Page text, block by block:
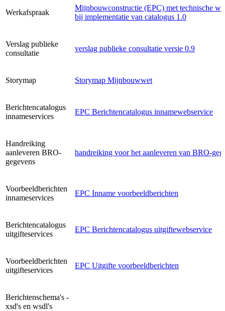
Werkafspraak
Mijnbouwconstructie (EPC) met technische
bij implementatie van catalogus 1.0
Verslag publieke
consultatie
verslag publieke consultatie versie 0.9
Storymap Storymap Mijnbouwwet
Berichtencatalogus
innameservices
EPC Berichtencatalogus innamewebservice
Handreiking
aanleveren BRO-
gegevens
handreiking voor het aanleveren van BRO-
Voorbeeldberichten
innameservices
EPC Inname voorbeeldberichten
Berichtencatalogus
uitgifteservices
EPC Berichtencatalogus uitgiftewebservice
Voorbeeldberichten
uitgifteservices
EPC Uitgifte voorbeeldberichten
Berichtenschema's -
xsd's en wsdl's